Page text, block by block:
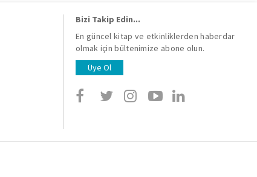
Bizi Takip Edin...
En güncel kitap ve etkinliklerden haberdar
olmak için bültenimize abone olun.
Üye Ol